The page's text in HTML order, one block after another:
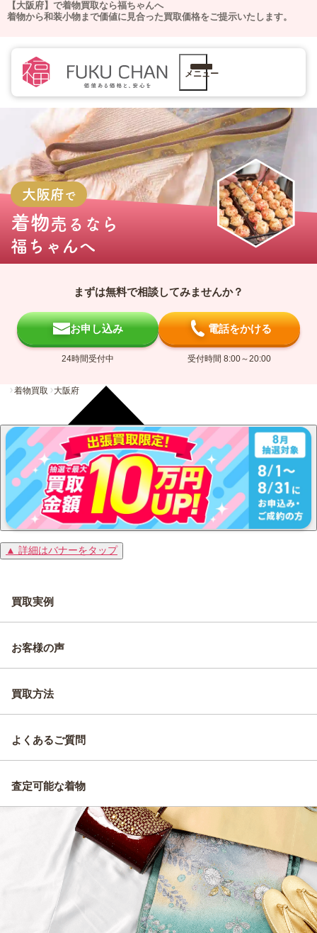
【大阪府】で着物買取なら福ちゃんへ
着物から和装小物まで価値に見合った買取価格をご提示いたします。
メニュー
大阪府で
着物売るなら
福ちゃんへ
まずは無料で相談してみませんか？
お申し込み
24時間受付中
電話をかける
受付時間 8:00～20:00
着物買取 大阪府
▲ 詳細はバナーをタップ
買取実例
お客様の声
買取方法
よくあるご質問
査定可能な着物